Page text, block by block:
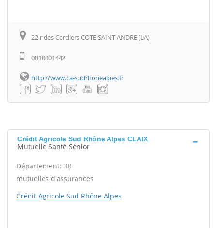
22 r des Cordiers COTE SAINT ANDRE (LA)
0810001442
http://www.ca-sudrhonealpes.fr
Crédit Agricole Sud Rhône Alpes CLAIX
Mutuelle Santé Sénior
Département: 38
mutuelles d'assurances
Crédit Agricole Sud Rhône Alpes